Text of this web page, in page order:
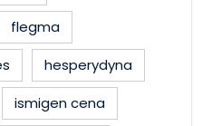
flegma
hesperydyna
ismigen cena